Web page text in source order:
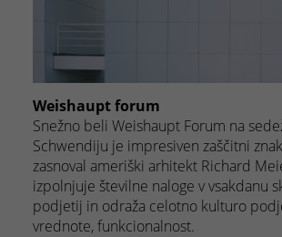
Weishaupt forum
Snežno beli Weishaupt Forum na
Schwendiju je impresiven zaščitni
zasnoval ameriški arhitekt Richard
izpolnjuje številne naloge v vsakdanu
podjetij in odraža celotno kulturo
vrednote, funkcionalnost.